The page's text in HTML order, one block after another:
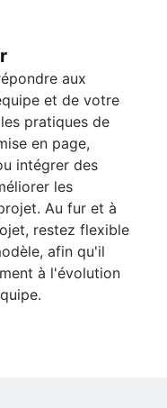
aux
et de votre
pratiques de
en page,
intégrer des
les
Au fur et à
restez flexible
afin qu'il
à l'évolution